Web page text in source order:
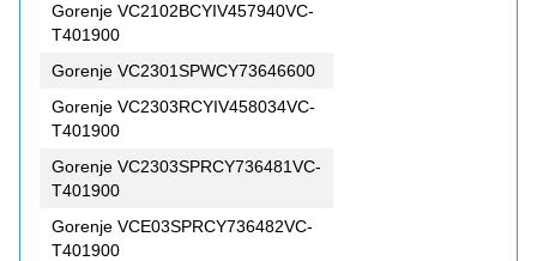
Gorenje VC2102BCYIV457940VC-
T401900
Gorenje VC2301SPWCY73646600
Gorenje VC2303RCYIV458034VC-
T401900
Gorenje VC2303SPRCY736481VC-
T401900
Gorenje VCE03SPRCY736482VC-
T401900